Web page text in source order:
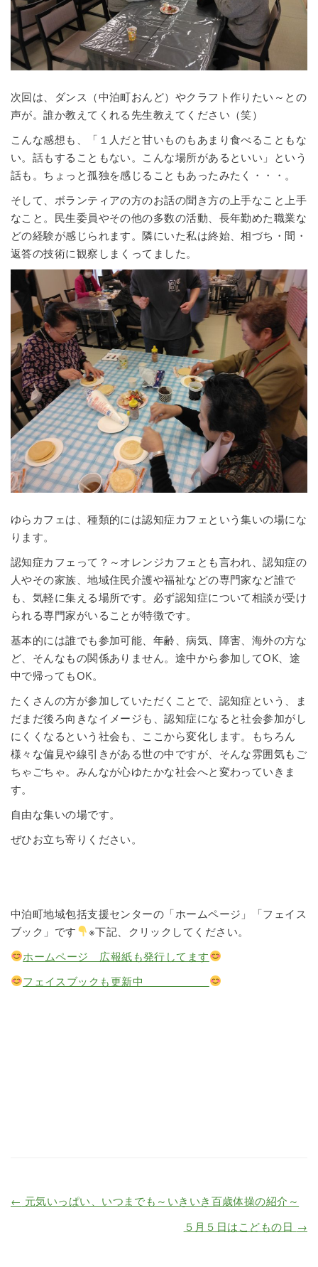
次回は、ダンス（中泊町おんど）やクラフト作りたい～との
声が。誰か教えてくれる先生教えてください（笑）
こんな感想も、「１人だと甘いものもあまり食べることもな
い。話もすることもない。こんな場所があるといい」という
話も。ちょっと孤独を感じることもあったみたく・・・。
そして、ボランティアの方のお話の聞き方の上手なこと上手
なこと。民生委員やその他の多数の活動、長年勤めた職業な
どの経験が感じられます。隣にいた私は終始、相づち・間・
返答の技術に観察しまくってました。
ゆらカフェは、種類的には認知症カフェという集いの場にな
ります。
認知症カフェって？～オレンジカフェとも言われ、認知症の
人やその家族、地域住民介護や福祉などの専門家など誰で
も、気軽に集える場所です。必ず認知症について相談が受け
られる専門家がいることが特徴です。
基本的には誰でも参加可能、年齢、病気、障害、海外の方な
ど、そんなもの関係ありません。途中から参加してOK、途
中で帰ってもOK。
たくさんの方が参加していただくことで、認知症という、ま
だまだ後ろ向きなイメージも、認知症になると社会参加がし
にくくなるという社会も、ここから変化します。もちろん
様々な偏見や線引きがある世の中ですが、そんな雰囲気もご
ちゃごちゃ。みんなが心ゆたかな社会へと変わっていきま
す。
自由な集いの場です。
ぜひお立ち寄りください。
中泊町地域包括支援センターの「ホームページ」「フェイス
ブック」です
※下記、クリックしてください。
ホームページ 広報紙も発行してます
フェイスブックも更新中
← 元気いっぱい、いつまでも～いきいき百歳体操の紹介～
５月５日はこどもの日 →